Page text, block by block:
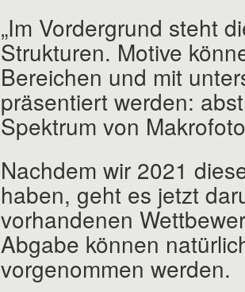
„Im Vordergrund steht
Strukturen. Motive
Bereichen und mit
präsentiert werden:
Spektrum von
Nachdem wir 2021
haben, geht es jetzt
vorhandenen
Abgabe können
vorgenommen werden.